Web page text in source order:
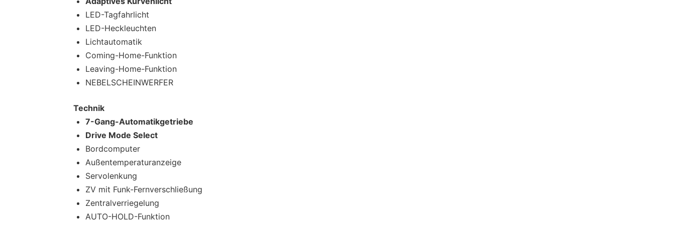
LED-Tagfahrlicht
LED-Heckleuchten
Lichtautomatik
Coming-Home-Funktion
Leaving-Home-Funktion
NEBELSCHEINWERFER
Technik
7-Gang-Automatikgetriebe
Drive Mode Select
Bordcomputer
Außentemperaturanzeige
Servolenkung
ZV mit Funk-Fernverschließung
Zentralverriegelung
AUTO-HOLD-Funktion